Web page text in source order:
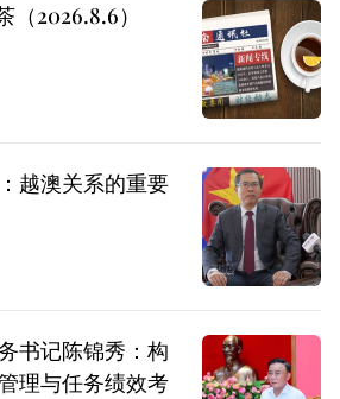
（2026.8.6）
越澳关系的重要
书记陈锦秀：构
理与任务绩效考